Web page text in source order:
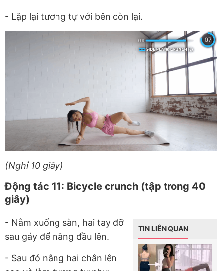
- Lặp lại tương tự với bên còn lại.
(Nghỉ 10 giây)
Động tác 11: Bicycle crunch (tập trong 40
giây)
TIN LIÊN QUAN
- Nằm xuống sàn, hai tay đỡ
sau gáy để nâng đầu lên.
- Sau đó nâng hai chân lên